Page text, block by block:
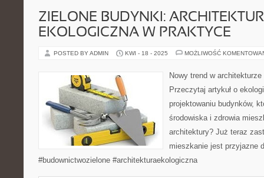
ZIELONE BUDYNKI:
EKOLOGICZNA W PRAKTYCE
POSTED BY ADMIN KWI - 18 - 2025 MOŻLIWOŚĆ
Nowy trend w
Przeczytaj artykuł o
projektowaniu budynków,
środowiska i zdrowia
architektury? Już teraz
mieszkanie jest przyjazne
#budownictwozielone #architekturaekologiczna